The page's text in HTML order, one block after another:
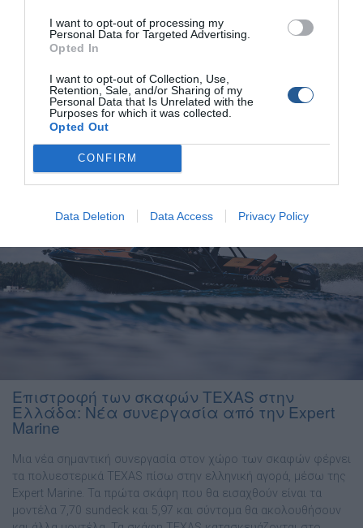
I want to opt-out of processing my
Personal Data for Targeted Advertising.
Opted In
I want to opt-out of Collection, Use,
Retention, Sale, and/or Sharing of my
Personal Data that Is Unrelated with the
Purposes for which it was collected.
Opted Out
CONFIRM
Data Deletion Data Access Privacy Policy
1η παρουσίαση των σκαφών TEXAS στην
Ελλάδα
Ο @GeorgePolychroniou βρέθηκε στη #Ζάκυνθο για τα πρώτα
δύο σκάφη TEXAS που εισάγονται στην ελληνική αγορά μέσω
της Expert Marine Service και του ιδιοκτήτη της Κώστα Τσικνή.
Δείτε το video
Επιστροφή των σκαφών TEXAS στην
Ελλάδα: Νέα συνεργασία από την Expert
Marine
Μια νέα σημαντική συνεργασία στον χώρο των σκαφών φέρνει
τα πολυεστερικά TEXAS πίσω στην ελληνική αγορά, μέσω της
Expert Marine. Τα πρώτα σκάφη που θα εισαχθούν είναι τα
μοντέλα 7,70 sundeck και 5,97 και σύντομα θα ακολουθήσουν